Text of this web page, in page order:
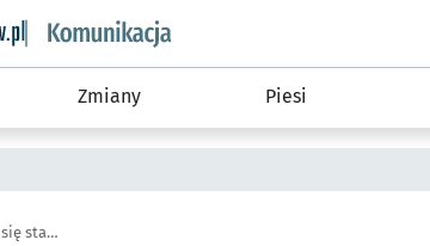
wroclaw.pl podserwis: Komunikacja
Zmiany Piesi
Groźny wypadek w centrum Wrocławia. Samochód leżał na boku. Co się stało?